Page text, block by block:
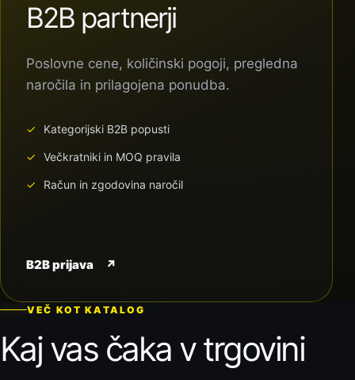
B2B partnerji
Poslovne cene, količinski pogoji, pregledna
naročila in prilagojena ponudba.
Kategorijski B2B popusti
Večkratniki in MOQ pravila
Račun in zgodovina naročil
B2B prijava ↗
VEČ KOT KATALOG
Kaj vas čaka v trgovini